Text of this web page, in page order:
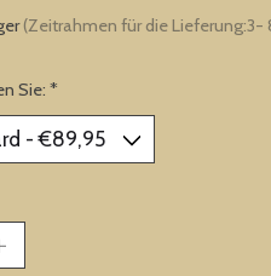
(Zeitrahmen für die Lieferung:3-
Sie: *